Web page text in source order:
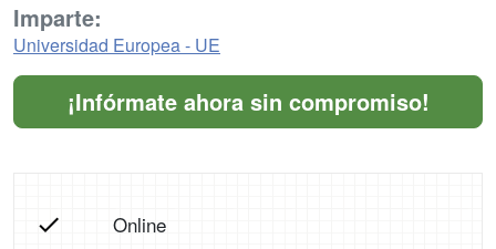
Imparte:
Universidad Europea - UE
¡Infórmate ahora sin compromiso!
Online